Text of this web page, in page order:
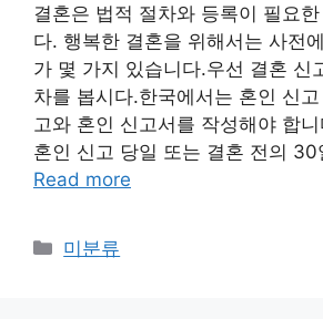
결혼은 법적 절차와 등록이 필요
다. 행복한 결혼을 위해서는 사전
가 몇 가지 있습니다.우선 결혼 신
차를 봅시다.한국에서는 혼인 신
고와 혼인 신고서를 작성해야 합
혼인 신고 당일 또는 결혼 전의
Read more
Categories
미분류